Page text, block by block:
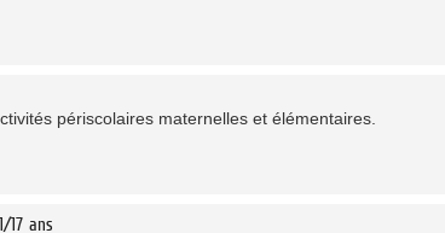
périscolaires maternelles et élémentaires.
17 ans